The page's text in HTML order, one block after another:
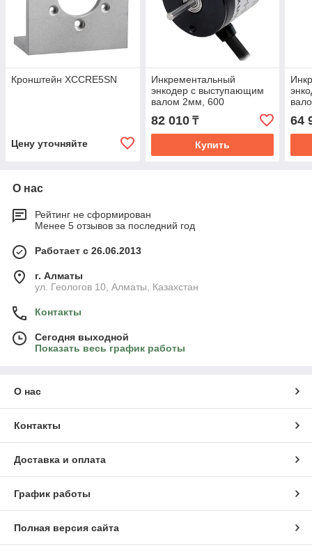
Кронштейн XCCRE5SN
Цену уточняйте
Инкрементальный
энкодер с выступающим
валом 2мм, 600
импульсов E20S2-360-6-L-
5-S
82 010₸
Купить
12-S
64
О нас
Рейтинг не сформирован
Менее 5 отзывов за последний год
Работает с 26.06.2013
г. Алматы
ул. Геологов 10, Алматы, Казахстан
Контакты
Сегодня выходной
Показать весь график работы
О нас
Контакты
Доставка и оплата
График работы
Полная версия сайта